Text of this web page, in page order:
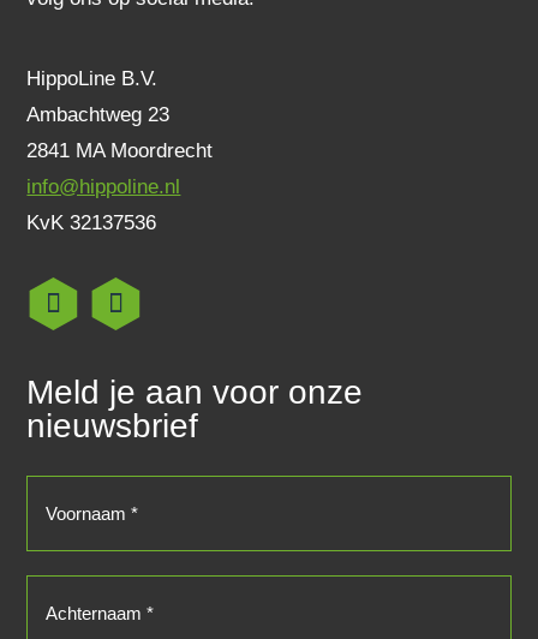
HippoLine B.V.
Ambachtweg 23
2841 MA Moordrecht
info@hippoline.nl
KvK 32137536
Meld je aan voor onze
nieuwsbrief